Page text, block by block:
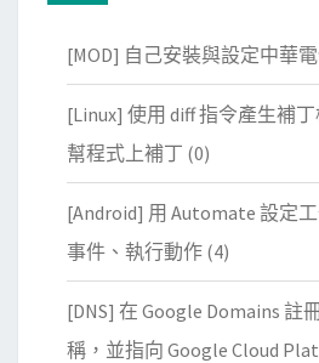
[MOD] 自己安裝與設定中華電
[Linux] 使用 diff 指令產生補
幫程式上補丁 (0)
[Android] 用 Automate 設定
事件、執行動作 (4)
[DNS] 在 Google Domains 註
稱，並指向 Google Cloud